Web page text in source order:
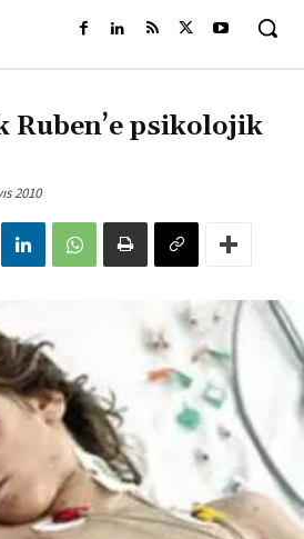
Ruben’e psikolojik
2010